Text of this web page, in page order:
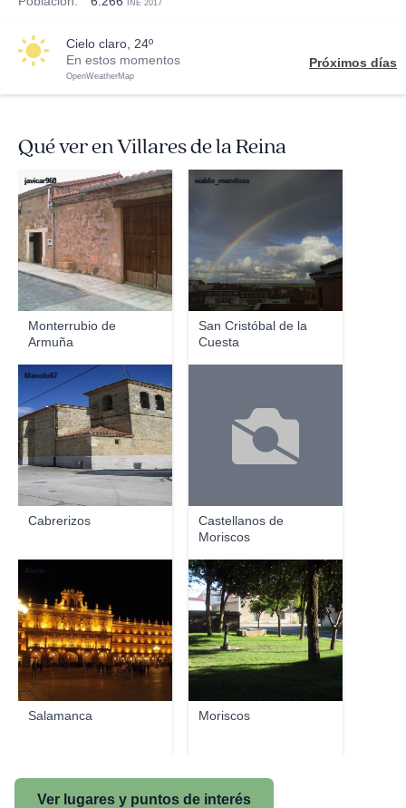
INE 2017
cielo claro, 24º
En estos momentos
OpenWeatherMap
Próximos días
Qué ver en Villares de la Reina
Monterrubio de
Armuña
javicar968
San Cristóbal de la
Cuesta
waldo_mendoza
Cabrerizos
Manolo67
Castellanos de
Moriscos
Salamanca
Alurín
Moriscos
kr3xpo
Ver lugares y puntos de interés